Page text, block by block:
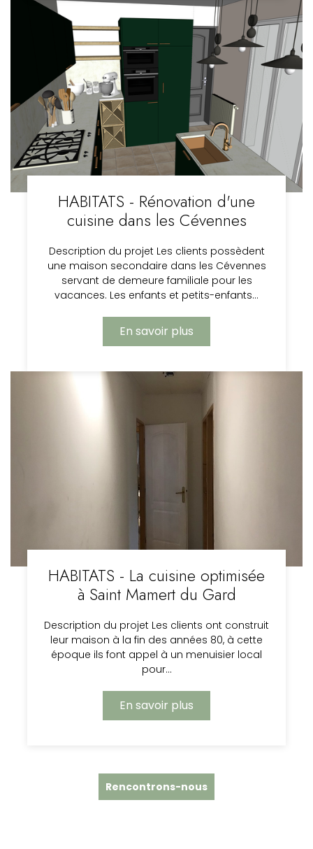
HABITATS - Rénovation d'une
cuisine dans les Cévennes
Description du projet Les clients possèdent
une maison secondaire dans les Cévennes
servant de demeure familiale pour les
vacances. Les enfants et petits-enfants…
En savoir plus
HABITATS - La cuisine optimisée
à Saint Mamert du Gard
Description du projet Les clients ont construit
leur maison à la fin des années 80, à cette
époque ils font appel à un menuisier local
pour…
En savoir plus
Rencontrons-nous